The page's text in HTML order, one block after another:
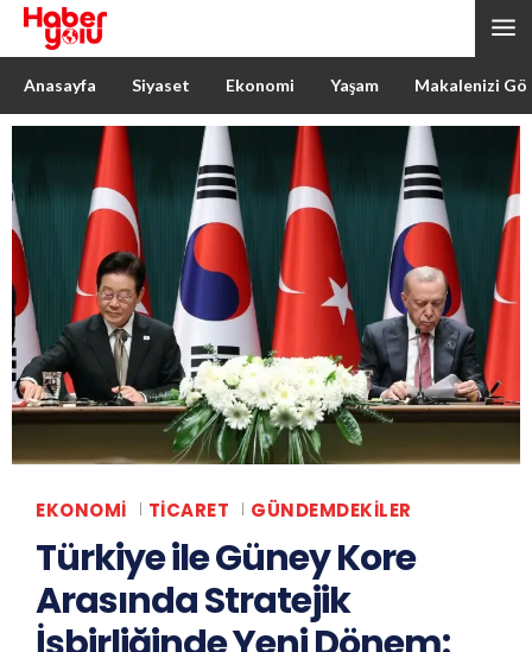
Anasayfa Siyaset Ekonomi Yaşam Makalenizi
EKONOMI TICARET GÜNDEMDEKILER
Türkiye ile Güney Kore
Arasında Stratejik